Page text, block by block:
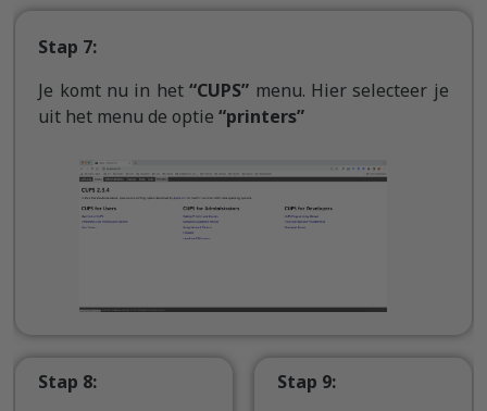
Stap 7:
Je komt nu in het“CUPS” menu. Hier selecteer je
uit het menu de optie “printers”
Stap 8:
Stap 9: